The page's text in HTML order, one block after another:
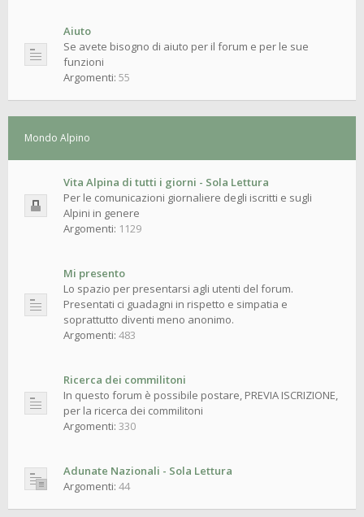
Aiuto
Se avete bisogno di aiuto per il forum e per le sue
funzioni
Argomenti: 55
Mondo Alpino
Vita Alpina di tutti i giorni - Sola Lettura
Per le comunicazioni giornaliere degli iscritti e sugli
Alpini in genere
Argomenti: 1129
Mi presento
Lo spazio per presentarsi agli utenti del forum.
Presentati ci guadagni in rispetto e simpatia e
soprattutto diventi meno anonimo.
Argomenti: 483
Ricerca dei commilitoni
In questo forum è possibile postare, PREVIA ISCRIZIONE,
per la ricerca dei commilitoni
Argomenti: 330
Adunate Nazionali - Sola Lettura
Argomenti: 44